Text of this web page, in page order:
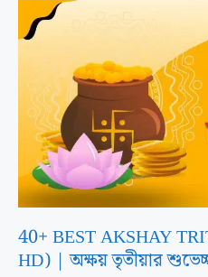
40+ BEST AKSHAY
HD) | অক্ষয় তৃতীয়ার শুভেচ্ছ